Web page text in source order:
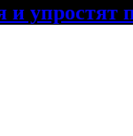
упростят